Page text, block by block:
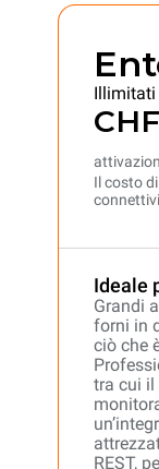
Illimitati
Il costo
Ideale
Grandi
forni in
ciò che
tra cui il
REST,